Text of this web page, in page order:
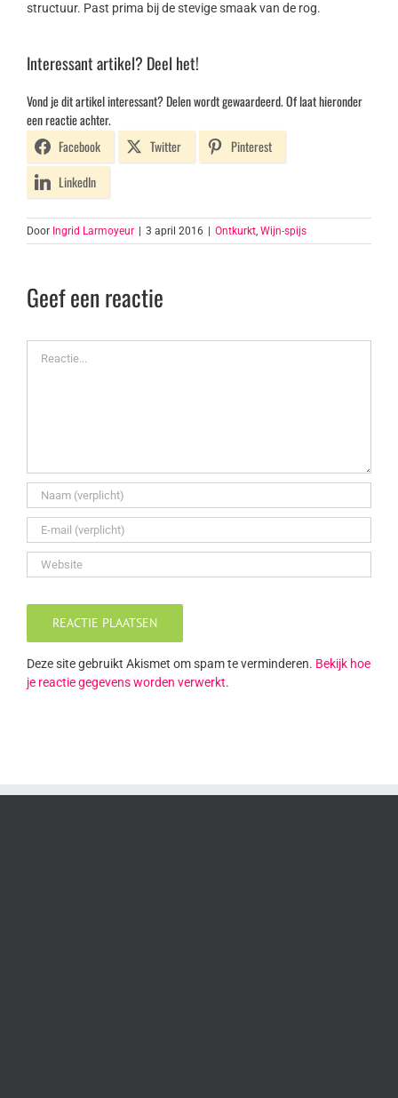
structuur. Past prima bij de stevige smaak van de rog.
Interessant artikel? Deel het!
Vond je dit artikel interessant? Delen wordt gewaardeerd. Of laat hieronder
een reactie achter.
Facebook
Twitter
Pinterest
LinkedIn
Door Ingrid Larmoyeur 3 april 2016 Ontkurkt, Wijn-spijs
Geef een reactie
Deze site gebruikt Akismet om spam te verminderen. Bekijk hoe
je reactie gegevens worden verwerkt.